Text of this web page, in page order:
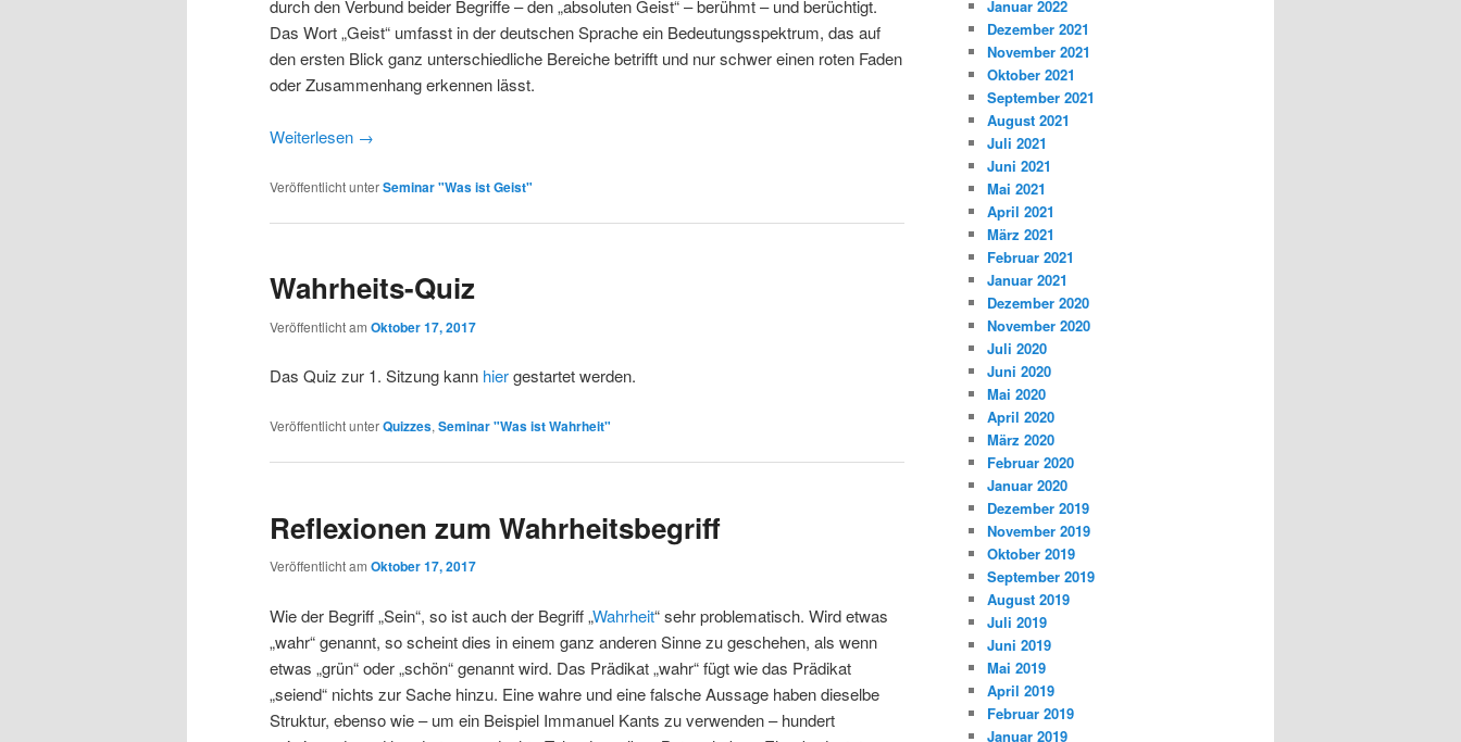
durch den Verbund beider Begriffe – den „absoluten Geist“ – berühmt – und berüchtigt.
Das Wort „Geist“ umfasst in der deutschen Sprache ein Bedeutungsspektrum, das auf
den ersten Blick ganz unterschiedliche Bereiche betrifft und nur schwer einen roten Faden
oder Zusammenhang erkennen lässt.
Weiterlesen →
Veröffentlicht unterSeminar "Was ist Geist"
Wahrheits-Quiz
Veröffentlicht am Oktober 17, 2017
Das Quiz zur 1. Sitzung kann hiergestartet werden.
Veröffentlicht unterQuizzes, Seminar "Was ist Wahrheit"
Reflexionen zum Wahrheitsbegriff
Veröffentlicht am Oktober 17, 2017
Wie der Begriff „Sein“, so ist auch der Begriff „Wahrheit“ sehr problematisch. Wird etwas
„wahr“ genannt, so scheint dies in einem ganz anderen Sinne zu geschehen, als wenn
etwas „grün“ oder „schön“ genannt wird. Das Prädikat „wahr“ fügt wie das Prädikat
„seiend“ nichts zur Sache hinzu. Eine wahre und eine falsche Aussage haben dieselbe
Struktur, ebenso wie – um ein Beispiel Immanuel Kants zu verwenden – hundert
Januar 2022
Dezember 2021
November 2021
Oktober 2021
September 2021
August 2021
Juli 2021
Juni 2021
Mai 2021
April 2021
März 2021
Februar 2021
Januar 2021
Dezember 2020
November 2020
Juli 2020
Juni 2020
Mai 2020
April 2020
März 2020
Februar 2020
Januar 2020
Dezember 2019
November 2019
Oktober 2019
September 2019
August 2019
Juli 2019
Juni 2019
Mai 2019
April 2019
Februar 2019
Januar 2019